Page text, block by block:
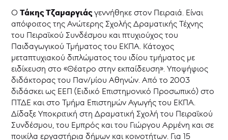
ΟΤάκης Τζαμαργιάς γεννήθηκε στον Πειραιά. Είναι
απόφοιτος της Ανώτερης Σχολής Δραματικής Τέχνης
του Πειραϊκού Συνδέσμου και πτυχιούχος του
Παιδαγωγικού Τμήματος του ΕΚΠΑ. Κάτοχος
μεταπτυχιακού διπλώματος του ιδίου τμήματος με
ειδίκευση στο «Θέατρο στην εκπαίδευση». Υποψήφιος
διδάκτορας του Παν/μίου Αθηνών. Από το 2003
διδάσκει ως ΕΕΠ (Ειδικό Επιστημονικό Προσωπικό) στο
ΠΤΔΕ και στο Τμήμα Επιστημών Αγωγής του ΕΚΠΑ.
Δίδαξε Υποκριτική στη Δραματική Σχολή του Πειραϊκού
Συνδέσμου, του Εμπρός και του Γιώργου Αρμένη και σε
ποικίλα εργαστήρια δήμων και κοινοτήτων. Για 15